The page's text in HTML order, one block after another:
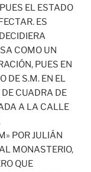
EL ESTADO
ES
COMO UN
PUES EN
DE S.M. EN EL
CUADRA DE
A LA CALLE
POR JULIÁN
MONASTERIO,
QUE